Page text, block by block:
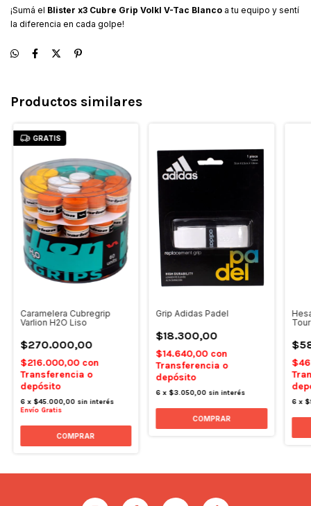
¡Sumá el Blister x3 Cubre Grip Volkl V-Tac Blanco a tu equipo y sentí
la diferencia en cada golpe!
Productos similares
GRATIS
Caramelera Cubregrip
Varlion H2O Liso
$270.000,00
$216.000,00 con
Transferencia o
depósito
6 x $45.000,00 sin interés
Envío Gratis
COMPRAR
Grip Adidas Padel
$18.300,00
$14.640,00 con
Transferencia o
depósito
6 x$3.050,00 sin interés
COMPRAR
6 x